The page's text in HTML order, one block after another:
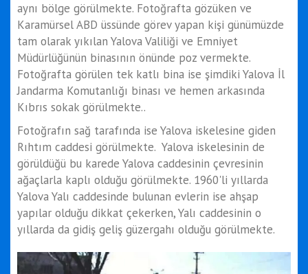
aynı bölge görülmekte. Fotoğrafta gözüken ve
Karamürsel ABD üssünde görev yapan kişi günümüzde
tam olarak yıkılan Yalova Valiliği ve Emniyet
Müdürlüğünün binasının önünde poz vermekte.
Fotoğrafta görülen tek katlı bina ise şimdiki Yalova İl
Jandarma Komutanlığı binası ve hemen arkasında
Kıbrıs sokak görülmekte..
Fotoğrafın sağ tarafında ise Yalova iskelesine giden
Rıhtım caddesi görülmekte. Yalova iskelesinin de
görüldüğü bu karede Yalova caddesinin çevresinin
ağaçlarla kaplı olduğu görülmekte. 1960'li yıllarda
Yalova Yalı caddesinde bulunan evlerin ise ahşap
yapılar olduğu dikkat çekerken, Yalı caddesinin o
yıllarda da gidiş geliş güzergahı olduğu görülmekte.